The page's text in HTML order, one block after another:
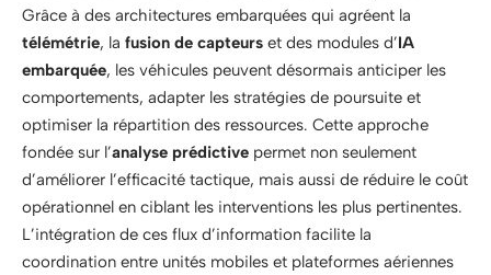
Grâce à des architectures embarquées qui agréent la
télémétrie, la fusion de capteurs et des modules d’IA
embarquée, les véhicules peuvent désormais anticiper les
comportements, adapter les stratégies de poursuite et
optimiser la répartition des ressources. Cette approche
fondée sur l’analyse prédictive permet non seulement
d’améliorer l’efficacité tactique, mais aussi de réduire le coût
opérationnel en ciblant les interventions les plus pertinentes.
L’intégration de ces flux d’information facilite la
coordination entre unités mobiles et plateformes aériennes